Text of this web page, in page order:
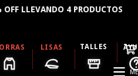
- 🔥 CREÁ TU REMERA
LISAS TALLES